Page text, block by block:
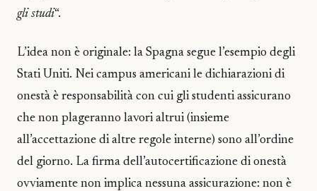
gli studi“.
L’idea non è originale: la Spagna segue l’esempio degli
Stati Uniti. Nei campus americani le dichiarazioni di
onestà è responsabilità con cui gli studenti assicurano
che non plageranno lavori altrui (insieme
all’accettazione di altre regole interne) sono all’ordine
del giorno. La firma dell’autocertificazione di onestà
ovviamente non implica nessuna assicurazione: non è